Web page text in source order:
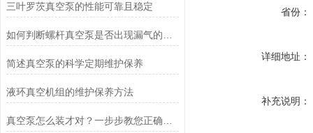
三叶罗茨真空泵的性能可靠且稳定
简述真空泵的科学定期维护保养
液环真空机组的维护保养方法
省份：
详细地址：
补充说明：